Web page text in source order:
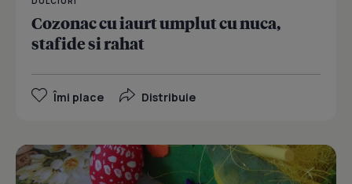
Cozonac cu iaurt umplut cu nuca,
stafide si rahat
Îmi place Distribuie